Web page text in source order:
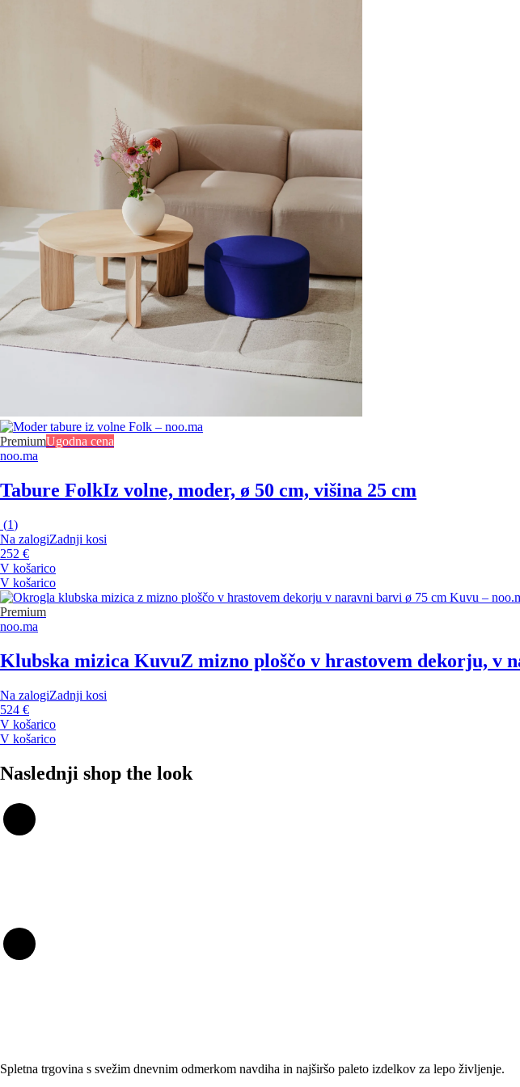
PremiumUgodna cena
noo.ma
Tabure FolkIz volne, moder, ø 50 cm, višina 25 cm
(1)
Na zalogiZadnji kosi
252 €
V košarico
V košarico
Premium
noo.ma
Klubska mizica KuvuZ mizno ploščo v hrastovem dekorju, v
Na zalogiZadnji kosi
524 €
V košarico
V košarico
Naslednji shop the look
Spletna trgovina s svežim dnevnim odmerkom navdiha in najširšo paleto izdelkov za lepo življenje.